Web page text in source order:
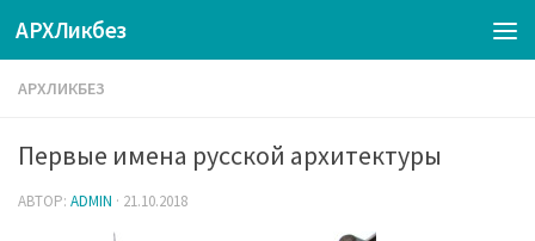
АРХЛикбез
АРХЛИКБЕЗ
Первые имена русской архитектуры
АВТОР: ADMIN · 21.10.2018